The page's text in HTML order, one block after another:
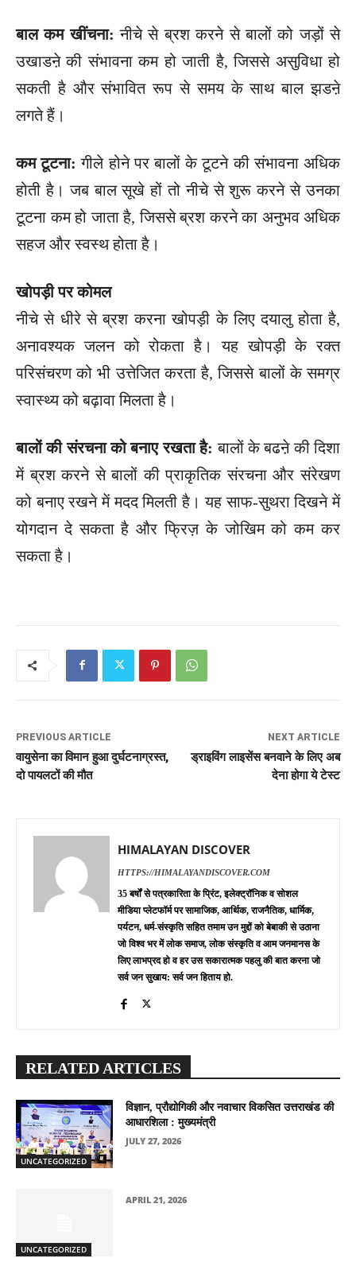
बाल कम खींचना:नीचे से ब्रश करने से बालों को जड़ों से
उखाडऩे की संभावना कम हो जाती है, जिससे असुविधा हो
सकती है और संभावित रूप से समय के साथ बाल झडऩे
लगते हैं।
कम टूटना:गीले होने पर बालों के टूटने की संभावना अधिक
होती है। जब बाल सूखे हों तो नीचे से शुरू करने से उनका
टूटना कम हो जाता है, जिससे ब्रश करने का अनुभव अधिक
सहज और स्वस्थ होता है।
खोपड़ी पर कोमल
नीचे से धीरे से ब्रश करना खोपड़ी के लिए दयालु होता है,
अनावश्यक जलन को रोकता है। यह खोपड़ी के रक्त
परिसंचरण को भी उत्तेजित करता है, जिससे बालों के समग्र
स्वास्थ्य को बढ़ावा मिलता है।
बालों की संरचना को बनाए रखता है:बालों के बढऩे की दिशा
में ब्रश करने से बालों की प्राकृतिक संरचना और संरेखण
को बनाए रखने में मदद मिलती है। यह साफ-सुथरा दिखने में
योगदान दे सकता है और फ्रिज़ के जोखिम को कम कर
सकता है।
PREVIOUS ARTICLE
वायुसेना का विमान हुआ दुर्घटनाग्रस्त,
दो पायलटों की मौत
NEXT ARTICLE
ड्राइविंग लाइसेंस बनवाने के लिए अब
देना होगा ये टेस्ट
HIMALAYAN DISCOVER
HTTPS://HIMALAYANDISCOVER.COM
35 बर्षों से पत्रकारिता के प्रिंट, इलेक्ट्रॉनिक व सोशल
मीडिया प्लेटफॉर्म पर सामाजिक, आर्थिक, राजनैतिक, धार्मिक,
पर्यटन, धर्म-संस्कृति सहित तमाम उन मुद्दों को बेबाकी से उठाना
जो विश्व भर में लोक समाज, लोक संस्कृति व आम जनमानस के
लिए लाभप्रद हो व हर उस सकारात्मक पहलु की बात करना जो
सर्व जन सुखाय: सर्व जन हिताय हो.
RELATED ARTICLES
UNCATEGORIZED
विज्ञान, प्रौद्योगिकी और नवाचार विकसित उत्तराखंड की
आधारशिला : मुख्यमंत्री
JULY 27, 2026
UNCATEGORIZED
APRIL 21, 2026